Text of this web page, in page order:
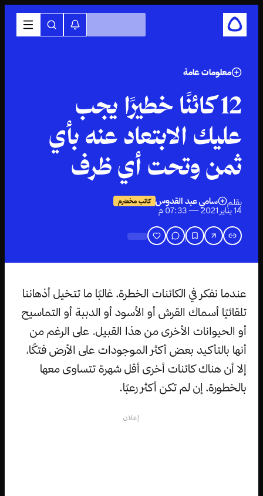
معلومات عامة
12 كائنًا خطيرًا يجب
عليك الابتعاد عنه بأي
ثمن وتحت أي ظرف
بقلم سامي عبد القدوس كاتب مخضرم
14 يناير 2021 — 07:33 م
عندما نفكر في الكائنات الخطرة، غالبًا ما تتخيل أذهاننا
تلقائيًا أسماك القرش أو الأسود أو الدببة أو التماسيح
أو الحيوانات الأخرى من هذا القبيل. على الرغم من
أنها بالتأكيد بعض أكثر الموجودات على الأرض فتكًا،
إلا أن هناك كائنات أخرى أقل شهرة تتساوى معها
بالخطورة، إن لم تكن أكثر رعبًا.
إعلان